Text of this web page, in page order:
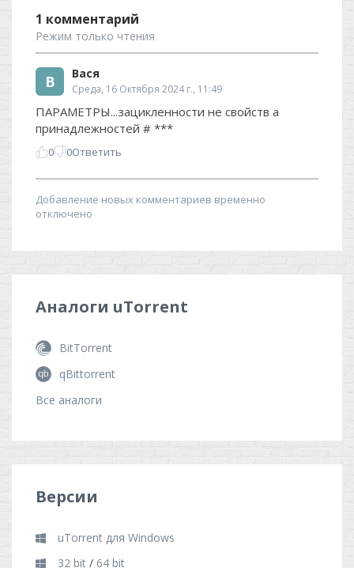
Аналоги uTorrent
BitTorrent
qBittorrent
Все аналоги
Версии
uTorrent для Windows
32 bit / 64 bit